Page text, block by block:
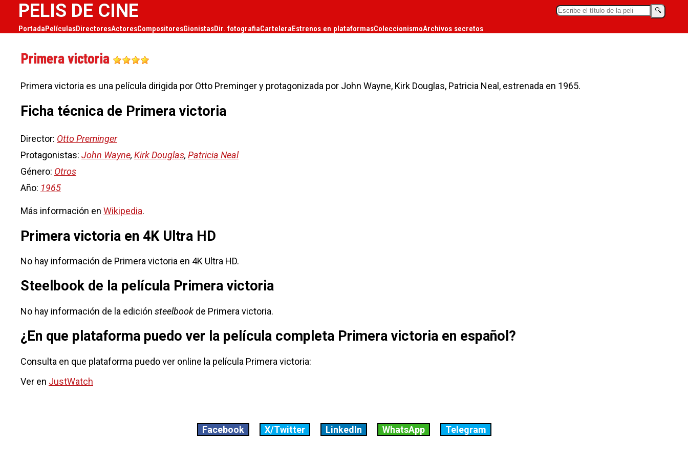
PELIS DE CINE 🔍︎
PortadaPelículasDirectoresActoresCompositoresGionistasDir. fotografiaCarteleraEstrenos en plataformasColeccionismoArchivos secretos
Primera victoria
Primera victoria es una película dirigida por Otto Preminger y protagonizada por John Wayne, Kirk Douglas, Patricia Neal, estrenada en 1965.
Ficha técnica de Primera victoria
Director: Otto Preminger
Protagonistas: John Wayne, Kirk Douglas, Patricia Neal
Género: Otros
Año: 1965
Más información en Wikipedia.
Primera victoria en 4K Ultra HD
No hay información de Primera victoria en 4K Ultra HD.
Steelbook de la película Primera victoria
No hay información de la edición steelbook de Primera victoria.
¿En que plataforma puedo ver la película completa Primera victoria en español?
Consulta en que plataforma puedo ver online la película Primera victoria:
Ver en JustWatch
Facebook X/Twitter LinkedIn WhatsApp Telegram